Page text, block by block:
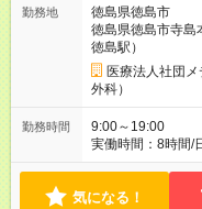
次昇給制度アリ】
役職につかない場合でもしっ
り 試用期間の長
なる部分がありま
月給 260,000円以上
勤務地
徳島県徳島市
徳島県徳島市寺島
徳島駅）
医療法人社団
外科）
勤務時間
9:00～19:00
実働時間：8時間/
【残業ほぼ無し！
気になる！